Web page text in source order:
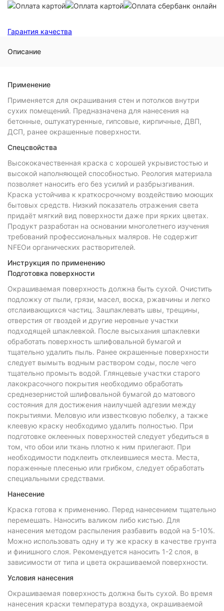
Гарантия качества
Описание
Применение
Применяется для окрашивания стен и потолков внутри
сухих помещений. Предназначена для нанесения на
бетонные, оштукатуренные, гипсовые, кирпичные, ДВП,
ДСП, ранее окрашенные поверхности.
Спецсвойства
Высококачественная краска с хорошей укрывистостью и
высокой наполняющей способностью. Реология материала
позволяет наносить его без усилий и разбрызгивания.
Краска устойчива к краткосрочному воздействию моющих
бытовых средств. Низкий показатель отражения света
придаёт мягкий вид поверхности даже при ярких цветах.
Продукт разработан на основании многолетнего изучения
требований профессиональных маляров. Не содержит
NFEOи органических растворителей.
Инструкция по применению
Подготовка поверхности
Окрашиваемая поверхность должна быть сухой. Очистить
подложку от пыли, грязи, масел, воска, ржавчины и легко
отслаивающихся частиц. Зашпаклевать швы, трещины,
отверстия от гвоздей и другие неровные участки
подходящей шпаклевкой. После высыхания шпаклевки
обработать поверхность шлифовальной бумагой и
тщательно удалить пыль. Ранее окрашенные поверхности
следует вымыть водным раствором соды, после чего
тщательно промыть водой. Глянцевые участки старого
лакокрасочного покрытия необходимо обработать
среднезернистой шлифовальной бумагой до матового
состояния для достижения наилучшей адгезии между
покрытиями. Меловую или известковую побелку, а также
клеевую краску необходимо удалить полностью. При
подготовке оклеенных поверхностей следует убедиться в
том, что обои или ткань плотно к ним прилегают. При
необходимости подклеить отклеившиеся места. Места,
пораженные плесенью или грибком, следует обработать
специальными средствами.
Нанесение
Краска готова к применению. Перед нанесением тщательно
перемешать. Наносить валиком либо кистью. Для
нанесения методом распыления разбавить водой на 5-10%.
Можно использовать одну и ту же краску в качестве грунта
и финишного слоя. Рекомендуется наносить 1-2 слоя, в
зависимости от типа и цвета окрашиваемой поверхности.
Условия нанесения
Окрашиваемая поверхность должна быть сухой. Во время
нанесения краски температура воздуха, окрашиваемой